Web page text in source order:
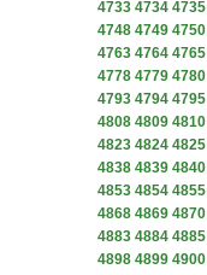
4733 4734 4735
4748 4749 4750
4763 4764 4765
4778 4779 4780
4793 4794 4795
4808 4809 4810
4823 4824 4825
4838 4839 4840
4853 4854 4855
4868 4869 4870
4883 4884 4885
4898 4899 4900